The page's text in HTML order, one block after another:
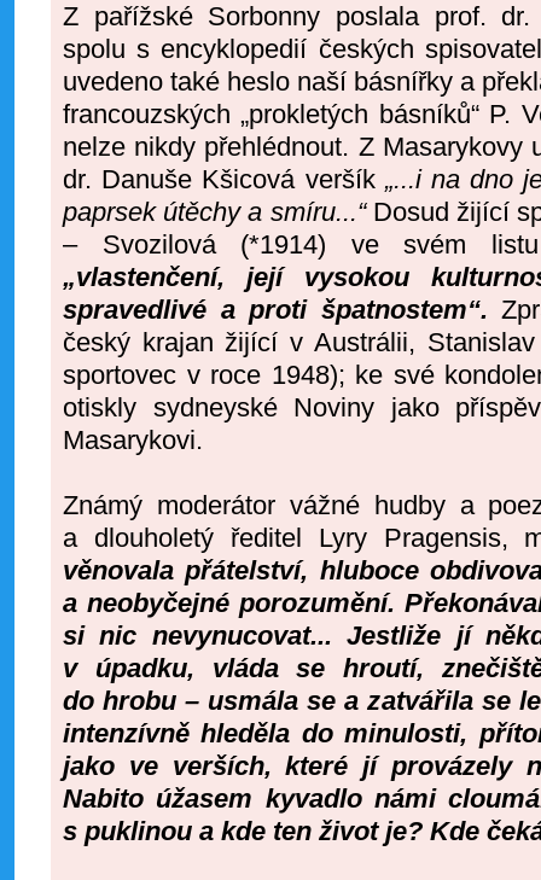
Z pařížské Sorbonny poslala prof.
spolu s encyklopedií českých
uvedeno také heslo naší básnířky a
francouzských „prokletých básníků“ P.
nelze nikdy přehlédnout. Z Masarykovy
dr. Danuše Kšicová veršík „...i na dno
paprsek útěchy a smíru...“Dosud žijící
– Svozilová (*1914) ve svém
„vlastenčení, její vysokou
spravedlivé a proti špatnostem“.
český krajan žijící v Austrálii,
sportovec v roce 1948); ke své
otiskly sydneyské Noviny jako
Masarykovi.
Známý moderátor vážné hudby a
a dlouholetý ředitel Lyry Pragensis,
věnovala přátelství, hluboce
a neobyčejné porozumění.
si nic nevynucovat... Jestliže jí
v úpadku, vláda se hroutí,
do hrobu – usmála se a zatvářila se
intenzívně hleděla do minulosti,
jako ve verších, které jí provázely
Nabito úžasem kyvadlo námi
s puklinou a kde ten život je? Kde